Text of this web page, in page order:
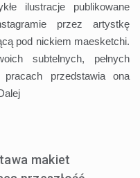
ilustracje publikowane
przez artystkę
pod nickiem maesketchi.
subtelnych, pełnych
pracach przedstawia ona
makiet